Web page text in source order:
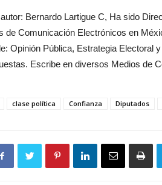
Bernardo Lartigue C, Ha sido
de Comunicación Electrónicos en
Opinión Pública, Estrategia Electoral
Escribe en diversos Medios de
clase política Confianza Diputados